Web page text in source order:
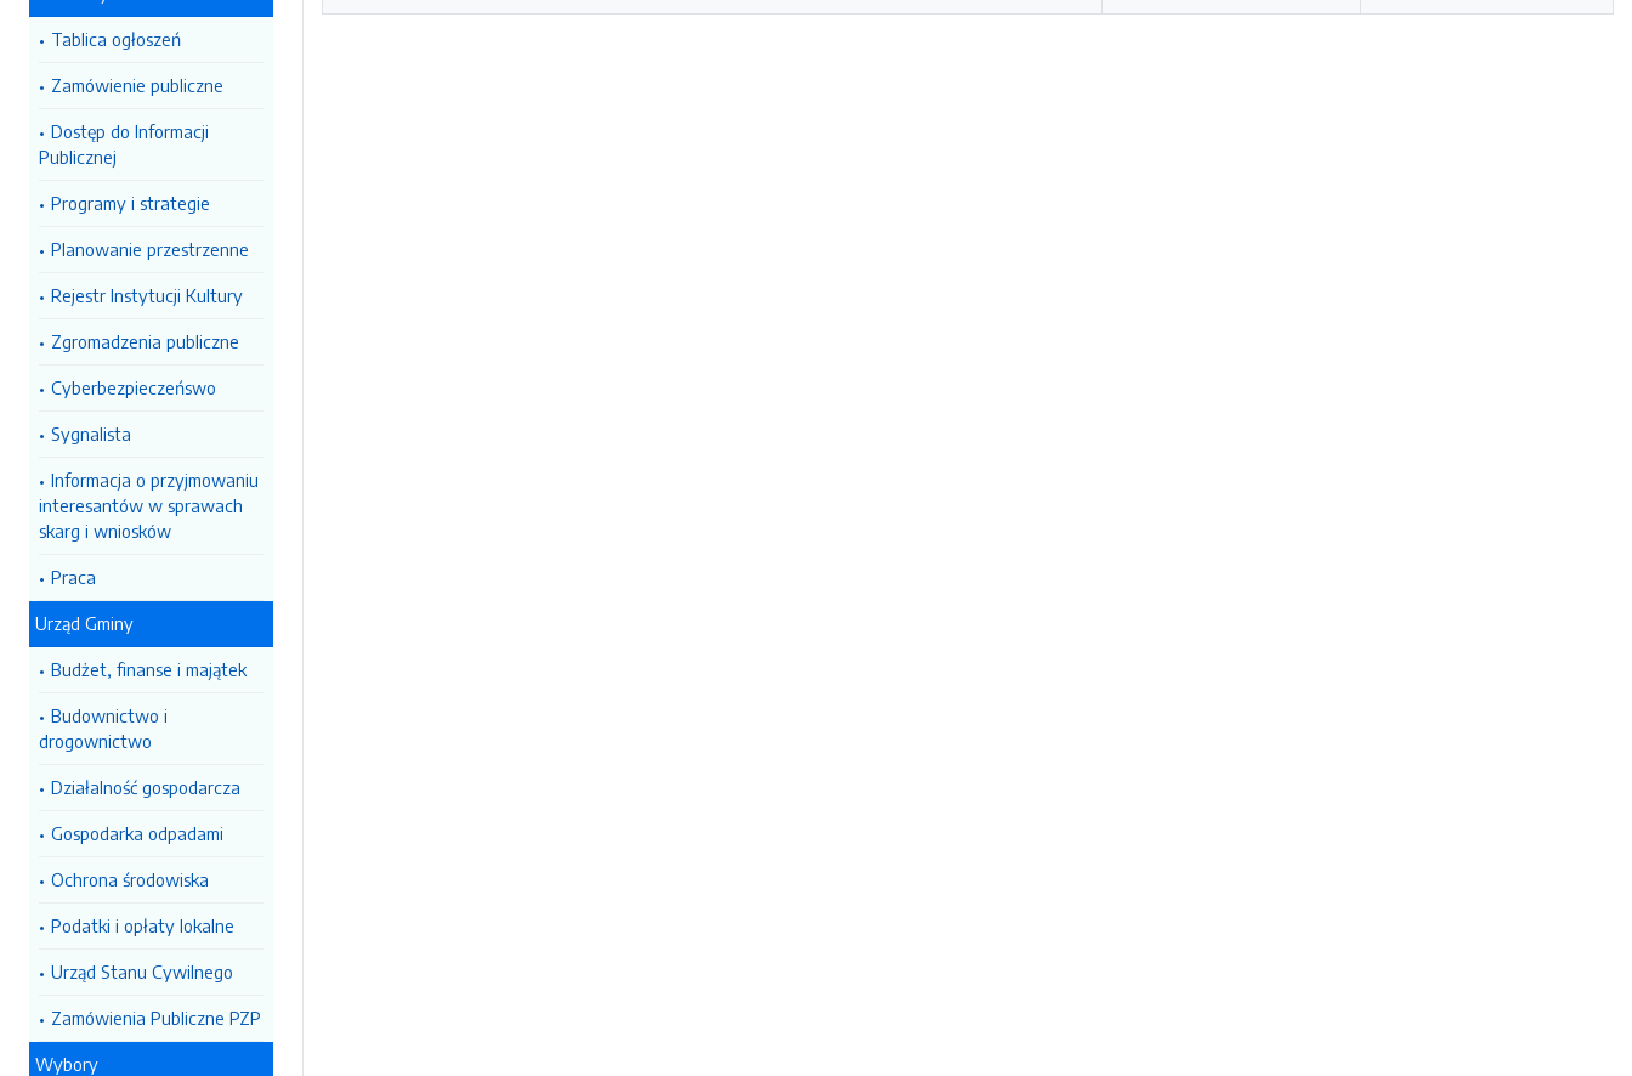
Tablica ogłoszeń
Zamówienie publiczne
Dostęp do Informacji
Publicznej
Programy i strategie
Planowanie przestrzenne
Rejestr Instytucji Kultury
Zgromadzenia publiczne
Cyberbezpieczeńswo
Sygnalista
Informacja o przyjmowaniu
interesantów w sprawach
skarg i wniosków
Praca
Urząd Gminy
Budżet, finanse i majątek
Budownictwo i
drogownictwo
Działalność gospodarcza
Gospodarka odpadami
Ochrona środowiska
Podatki i opłaty lokalne
Urząd Stanu Cywilnego
Zamówienia Publiczne PZP
Wybory